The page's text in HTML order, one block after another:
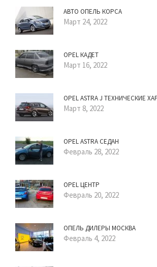
АВТО ОПЕЛЬ КОРСА
Март 24, 2022
OPEL КАДЕТ
Март 16, 2022
OPEL ASTRA J ТЕХНИЧЕСКИЕ
Март 8, 2022
OPEL ASTRA СЕДАН
Февраль 28, 2022
OPEL ЦЕНТР
Февраль 20, 2022
ОПЕЛЬ ДИЛЕРЫ МОСКВА
Февраль 4, 2022